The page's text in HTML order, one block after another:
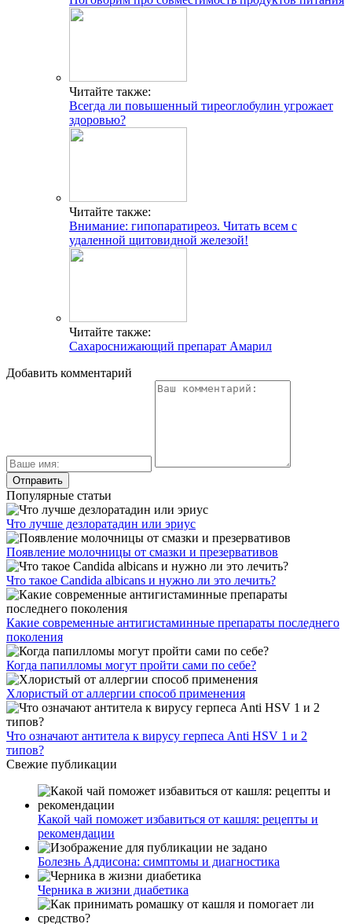
Читайте также:
Всегда ли повышенный тиреоглобулин угрожает
здоровью?
Читайте также:
Внимание: гипопаратиреоз. Читать всем с
удаленной щитовидной железой!
Читайте также:
Сахароснижающий препарат Амарил
Добавить комментарий
Популярные статьи
Что лучше дезлоратадин или эриус
Появление молочницы от смазки и презервативов
Что такое Candida albicans и нужно ли это лечить?
Какие современные антигистаминные препараты последнего
поколения
Когда папилломы могут пройти сами по себе?
Хлористый от аллергии способ применения
Что означают антитела к вирусу герпеса Anti HSV 1 и 2
типов?
Свежие публикации
Какой чай поможет избавиться от кашля: рецепты и
рекомендации
Болезнь Аддисона: симптомы и диагностика
Черника в жизни диабетика